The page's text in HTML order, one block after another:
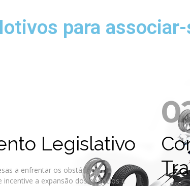
para
Legislativo
a enfrentar os obstáculos
a expansão dos negócios e